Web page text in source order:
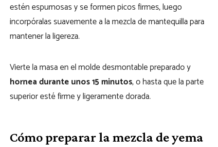
estén espumosas y se formen picos firmes, luego
incorpóralas suavemente a la mezcla de mantequilla para
mantener la ligereza.
Vierte la masa en el molde desmontable preparado y
hornea durante unos 15 minutos, o hasta que la parte
superior esté firme y ligeramente dorada.
Cómo preparar la mezcla de yema